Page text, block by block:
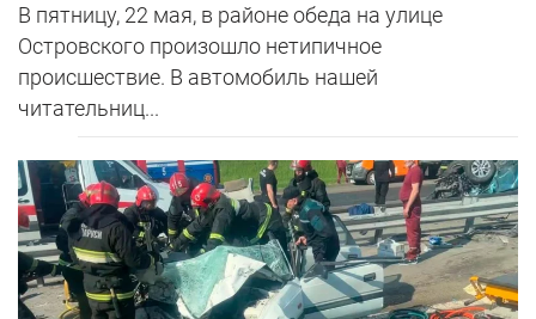
В пятницу, 22 мая, в районе обеда на улице
Островского произошло нетипичное
происшествие. В автомобиль нашей
читательниц...